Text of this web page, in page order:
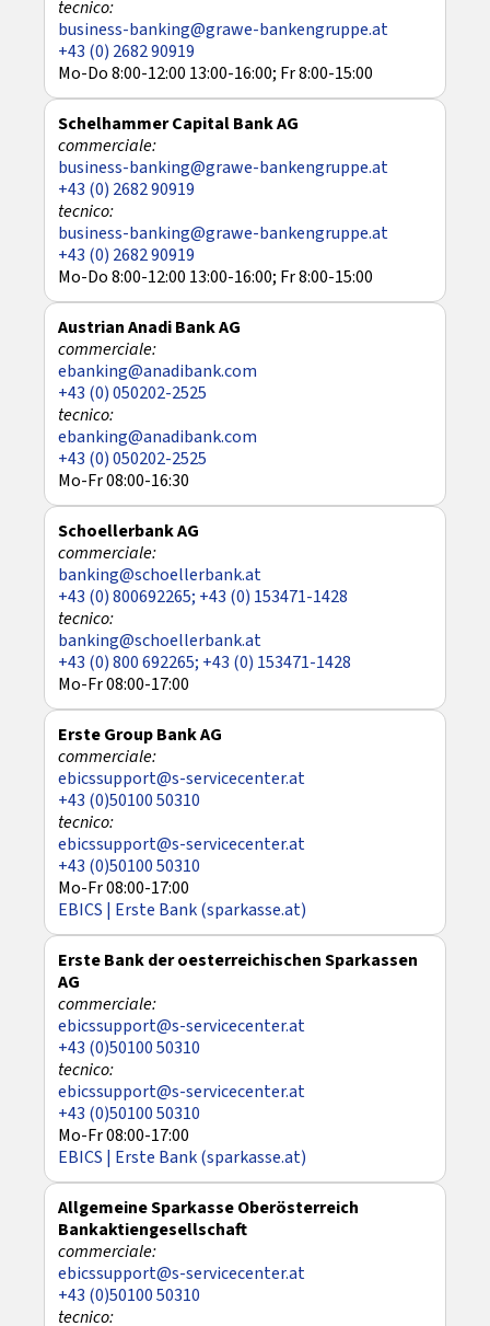
business-banking@grawe-bankengruppe.at
+43 (0) 2682 90919
Mo-Do 8:00-12:00 13:00-16:00; Fr 8:00-15:00
Schelhammer Capital Bank AG
business-banking@grawe-bankengruppe.at
+43 (0) 2682 90919
business-banking@grawe-bankengruppe.at
+43 (0) 2682 90919
Mo-Do 8:00-12:00 13:00-16:00; Fr 8:00-15:00
Austrian Anadi Bank AG
ebanking@anadibank.com
+43 (0) 050202-2525
ebanking@anadibank.com
+43 (0) 050202-2525
Mo-Fr 08:00-16:30
Schoellerbank AG
banking@schoellerbank.at
+43 (0) 800692265; +43 (0) 153471-1428
banking@schoellerbank.at
+43 (0) 800 692265; +43 (0) 153471-1428
Mo-Fr 08:00-17:00
Erste Group Bank AG
ebicssupport@s-servicecenter.at
+43 (0)50100 50310
ebicssupport@s-servicecenter.at
+43 (0)50100 50310
Mo-Fr 08:00-17:00
EBICS | Erste Bank (sparkasse.at)
Erste Bank der oesterreichischen Sparkassen
AG
ebicssupport@s-servicecenter.at
+43 (0)50100 50310
ebicssupport@s-servicecenter.at
+43 (0)50100 50310
Mo-Fr 08:00-17:00
EBICS | Erste Bank (sparkasse.at)
Allgemeine Sparkasse Oberösterreich
Bankaktiengesellschaft
ebicssupport@s-servicecenter.at
+43 (0)50100 50310